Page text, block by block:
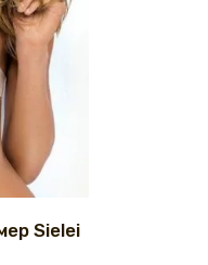
Sielei